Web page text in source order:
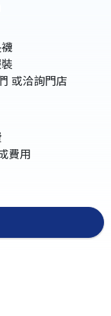
或洽詢門店
費用